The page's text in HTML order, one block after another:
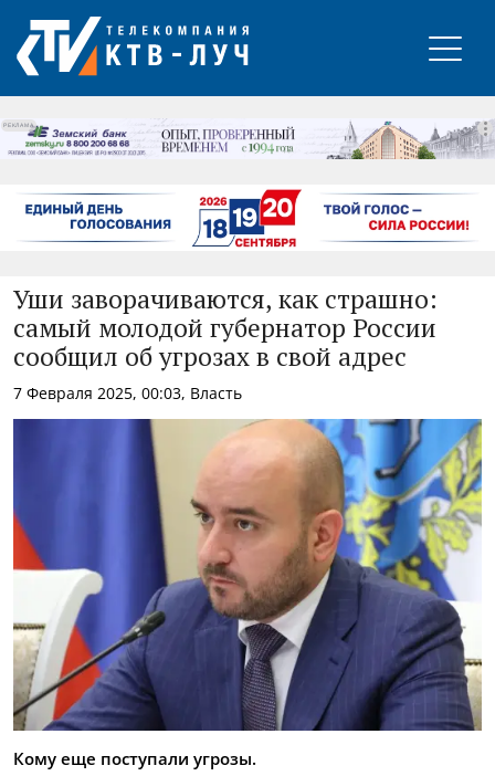
РЕКЛАМА
Уши заворачиваются, как страшно:
самый молодой губернатор России
сообщил об угрозах в свой адрес
7 Февраля 2025, 00:03, Власть
Кому еще поступали угрозы.